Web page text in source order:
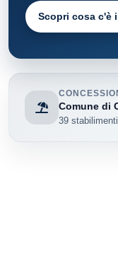
Scopri cosa c'è
Comune di
39